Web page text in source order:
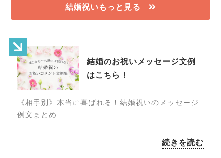
結婚祝いもっと見る
結婚のお祝いメッセージ文例
はこちら！
《相手別》本当に喜ばれる！結婚祝いのメッセージ
例文まとめ
続きを読む